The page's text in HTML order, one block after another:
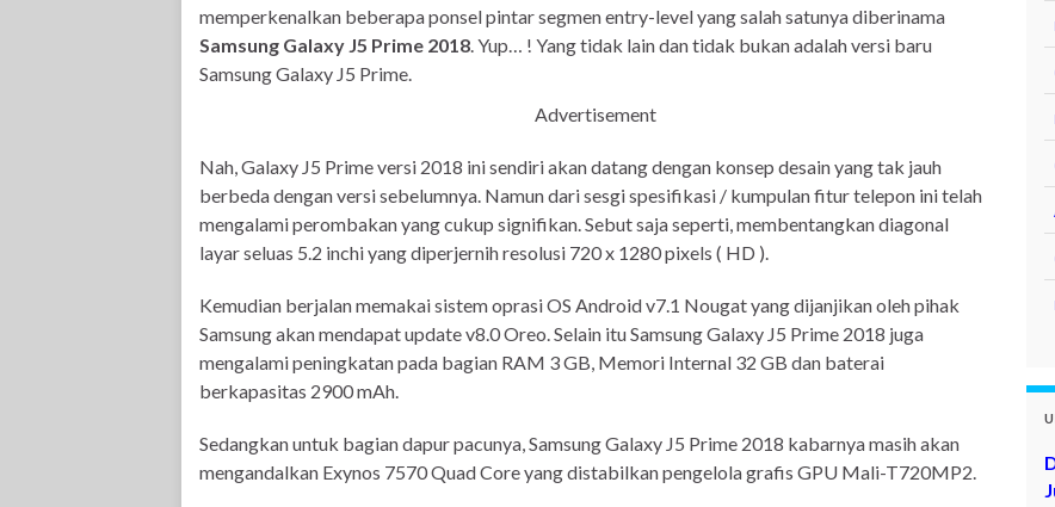
memperkenalkan beberapa ponsel pintar segmen entry-level yang salah satunya diberinama
Samsung Galaxy J5 Prime 2018. Yup… ! Yang tidak lain dan tidak bukan adalah versi baru
Samsung Galaxy J5 Prime.
Advertisement
Nah, Galaxy J5 Prime versi 2018 ini sendiri akan datang dengan konsep desain yang tak jauh
berbeda dengan versi sebelumnya. Namun dari sesgi spesifikasi / kumpulan fitur telepon ini telah
mengalami perombakan yang cukup signifikan. Sebut saja seperti, membentangkan diagonal
layar seluas 5.2 inchi yang diperjernih resolusi 720 x 1280 pixels ( HD ).
Kemudian berjalan memakai sistem oprasi OS Android v7.1 Nougat yang dijanjikan oleh pihak
Samsung akan mendapat update v8.0 Oreo. Selain itu Samsung Galaxy J5 Prime 2018 juga
mengalami peningkatan pada bagian RAM 3 GB, Memori Internal 32 GB dan baterai
berkapasitas 2900 mAh.
Sedangkan untuk bagian dapur pacunya, Samsung Galaxy J5 Prime 2018 kabarnya masih akan
mengandalkan Exynos 7570 Quad Core yang distabilkan pengelola grafis GPU Mali-T720MP2.